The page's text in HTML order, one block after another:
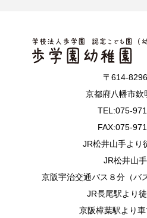
〒614-
京都府八幡市欽
TEL:075-
FAX:075-
JR松井山手より
JR松井山
京阪宇治交通バス８分（バ
JR長尾駅より
京阪樟葉駅より